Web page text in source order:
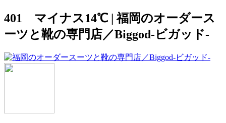
401 マイナス14℃ | 福岡のオーダース
ーツと靴の専門店／Biggod-ビガッド-